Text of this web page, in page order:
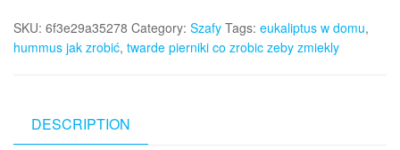
SKU: 6f3e29a35278 Category: Szafy Tags: eukaliptus w domu,
hummus jak zrobić, twarde pierniki co zrobic zeby zmiekly
DESCRIPTION